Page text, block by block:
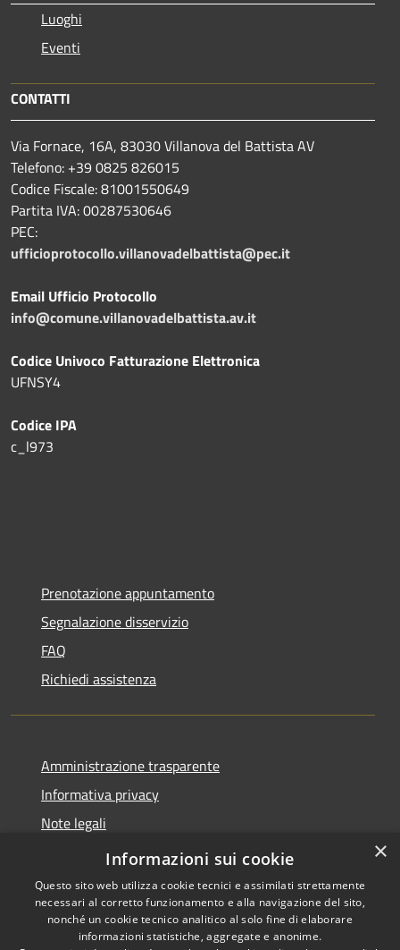
Luoghi
Eventi
CONTATTI
Via Fornace, 16A, 83030 Villanova del Battista AV
Telefono: +39 0825 826015
Codice Fiscale: 81001550649
Partita IVA: 00287530646
PEC:
ufficioprotocollo.villanovadelbattista@pec.it
Email Ufficio Protocollo
info@comune.villanovadelbattista.av.it
Codice Univoco Fatturazione Elettronica
UFNSY4
Codice IPA
c_l973
Prenotazione appuntamento
Segnalazione disservizio
FAQ
Richiedi assistenza
Amministrazione trasparente
Informativa privacy
Note legali
Dichiarazione di accessibilità
Copyright © 2026 • Comune di
×
Informazioni sui cookie
Questo sito web utilizza cookie tecnici e assimilati strettamente
necessari al corretto funzionamento e alla navigazione del sito,
nonché un cookie tecnico analitico al solo fine di elaborare
informazioni statistiche, aggregate e anonime.